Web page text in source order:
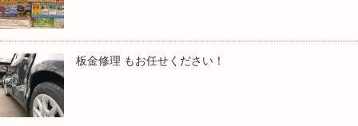
板金修理 もお任せください！